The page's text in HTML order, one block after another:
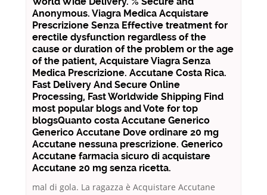
Anonymous. Viagra Medica Acquistare
Prescrizione Senza Effective treatment for
erectile dysfunction regardless of the
cause or duration of the problem or the age
of the patient, Acquistare Viagra Senza
Medica Prescrizione. Accutane Costa Rica.
Fast Delivery And Secure Online
Processing, Fast Worldwide Shipping Find
most popular blogs and Vote for top
blogsQuanto costa Accutane Generico
Generico Accutane Dove ordinare 20 mg
Accutane nessuna prescrizione. Generico
Accutane farmacia sicuro di acquistare
Accutane 20 mg senza ricetta.
mal di gola. La ragazza è Acquistare Accutane